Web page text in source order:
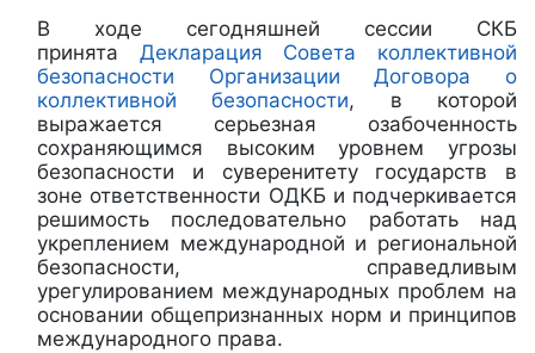
В ходе сегодняшней сессии СКБ
принята Декларация Совета коллективной
безопасности Организации Договора о
коллективной безопасности, в которой
выражается серьезная озабоченность
сохраняющимся высоким уровнем угрозы
безопасности и суверенитету государств в
зоне ответственности ОДКБ и подчеркивается
решимость последовательно работать над
укреплением международной и региональной
безопасности, справедливым
урегулированием международных проблем на
основании общепризнанных норм и принципов
международного права.